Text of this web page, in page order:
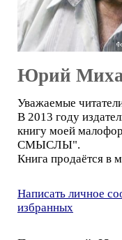
Юрий
Уважаемые
В 2013 году
книгу моей
СМЫСЛЫ".
Книга продаётся в
Написать личное
избранных